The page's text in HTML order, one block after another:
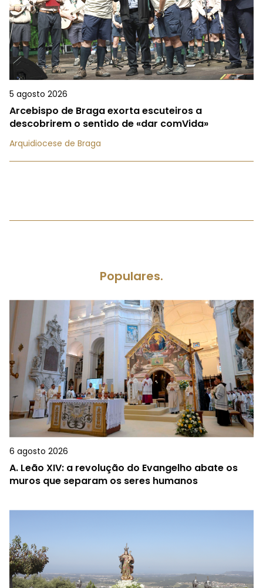
5 agosto 2026
Arcebispo de Braga exorta escuteiros a
descobrirem o sentido de «dar comVida»
Arquidiocese de Braga
Populares.
6 agosto 2026
A. Leão XIV: a revolução do Evangelho abate os
muros que separam os seres humanos